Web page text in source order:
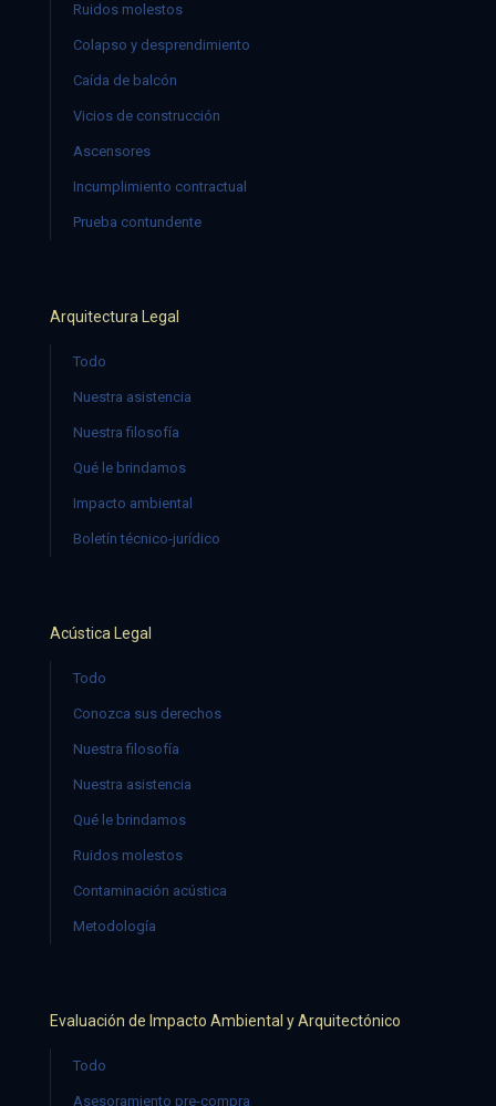
Ruidos molestos
Colapso y desprendimiento
Caída de balcón
Vicios de construcción
Ascensores
Incumplimiento contractual
Prueba contundente
Arquitectura Legal
Todo
Nuestra asistencia
Nuestra filosofía
Qué le brindamos
Impacto ambiental
Boletín técnico-jurídico
Acústica Legal
Todo
Conozca sus derechos
Nuestra filosofía
Nuestra asistencia
Qué le brindamos
Ruidos molestos
Contaminación acústica
Metodología
Evaluación de Impacto Ambiental y Arquitectónico
Todo
Asesoramiento pre-compra